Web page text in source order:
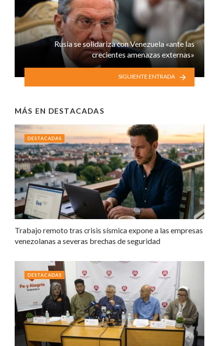
Rusia se solidariza con Venezuela «ante las
crecientes amenazas externas»
SIGUIENTE ENTRADA
MÁS EN DESTACADAS
Trabajo remoto tras crisis sísmica expone a las empresas
venezolanas a severas brechas de seguridad
DESTACADAS
DESTACADAS